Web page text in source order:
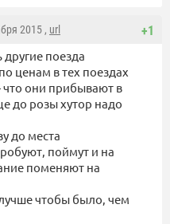
+1
2015 , url
другие поезда
ценам в тех поездах
они прибывают в
до розы хутор надо
до места
поймут и на
поменяют на
чтобы было, чем